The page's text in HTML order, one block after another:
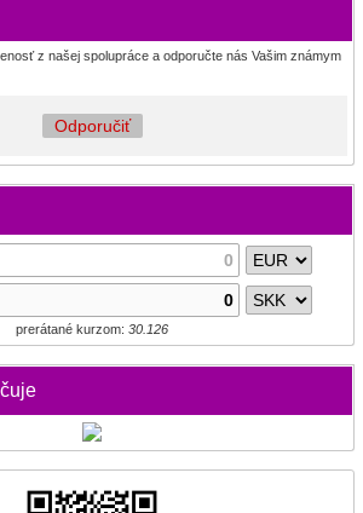
z našej spolupráce a odporučte nás Vašim známym
Odporučiť
prerátané kurzom: 30.126